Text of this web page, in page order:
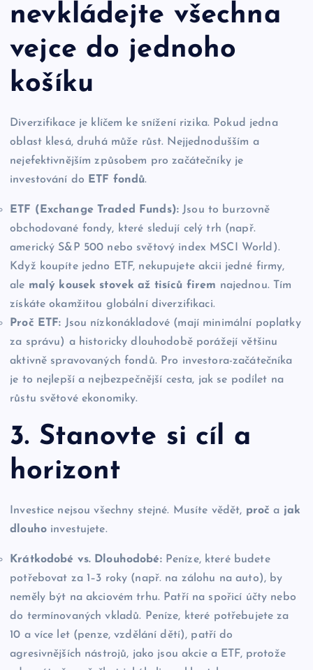
nevkládejte všechna
vejce do jednoho
košíku
Diverzifikace je klíčem ke snížení rizika. Pokud jedna
oblast klesá, druhá může růst. Nejjednodušším a
nejefektivnějším způsobem pro začátečníky je
investování do
ETF fondů.
ETF (Exchange Traded Funds): Jsou to burzovně
obchodované fondy, které sledují celý trh (např.
americký S&P 500 nebo světový index MSCI World).
Když koupíte jedno ETF, nekupujete akcii jedné firmy,
ale malý kousek stovek až tisíců firem najednou. Tím
získáte okamžitou globální diverzifikaci.
Proč ETF: Jsou nízkonákladové (mají minimální poplatky
za správu) a historicky dlouhodobě porážejí většinu
aktivně spravovaných fondů. Pro investora-začátečníka
je to nejlepší a nejbezpečnější cesta, jak se podílet na
růstu světové ekonomiky.
3. Stanovte si cíl a
horizont
Investice nejsou všechny stejné. Musíte vědět, proč a jak
dlouhoinvestujete.
Krátkodobé vs. Dlouhodobé:Peníze, které budete
potřebovat za 1–3 roky (např. na zálohu na auto), by
neměly být na akciovém trhu. Patří na spořicí účty nebo
do termínovaných vkladů. Peníze, které potřebujete za
10 a více let (penze, vzdělání dětí), patří do
agresivnějších nástrojů, jako jsou akcie a ETF, protože